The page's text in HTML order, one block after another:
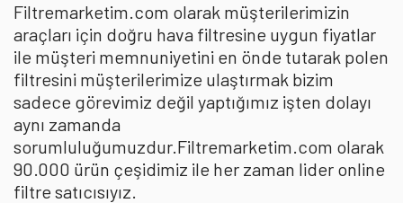
Filtremarketim.com olarak müşterilerimizin
araçları için doğru hava filtresine uygun fiyatlar
ile müşteri memnuniyetini en önde tutarak polen
filtresini müşterilerimize ulaştırmak bizim
sadece görevimiz değil yaptığımız işten dolayı
aynı zamanda
sorumluluğumuzdur.Filtremarketim.com olarak
90.000 ürün çeşidimiz ile her zaman lider online
filtre satıcısıyız.